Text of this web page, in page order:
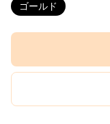
ゴールド